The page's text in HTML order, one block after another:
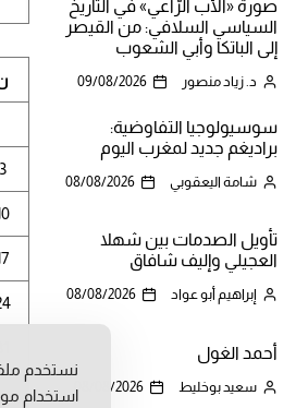
صورة «الأب الرَّاعي» في التاريخ
السياسي السلافي: من القيصر
إلى الباتكا وأبي الشعوب
د. زياد منصور 09/08/2026
سوسيولوجيا التفاوضية:
براديغم جديد لمغرب اليوم
شامة اليعقوبي 08/08/2026
تأويل الصدمات بين شهلا
العجيلي وإليف شافاق
إبراهيم أبو عواد 08/08/2026
أحمد الغول
سعيد بوخليط 08/08/2026
3
نستخدم
استخدام